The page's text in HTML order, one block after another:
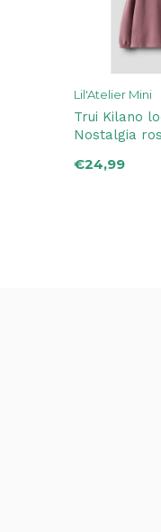
Lil'Atelier Mini
Trui Kilano
Nostalgia
€24,99